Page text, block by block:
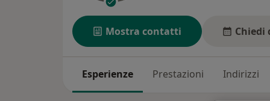
Mostra contatti Chiedi
Esperienze Prestazioni Indirizzi